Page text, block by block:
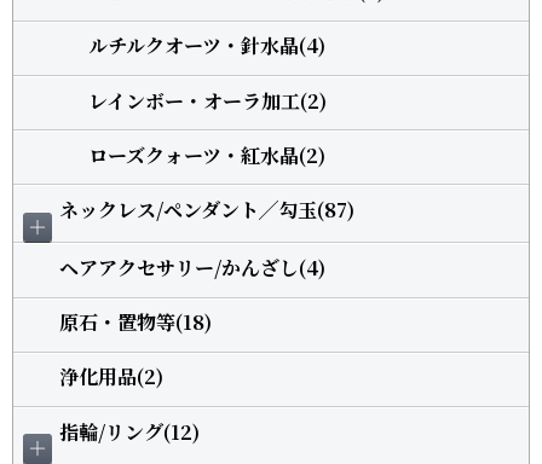
ルチルクオーツ・針水晶(4)
レインボー・オーラ加工(2)
ローズクォーツ・紅水晶(2)
＋
ネックレス/ペンダント╱勾玉(87)
ヘアアクセサリー/かんざし(4)
原石・置物等(18)
浄化用品(2)
＋
指輪/リング(12)